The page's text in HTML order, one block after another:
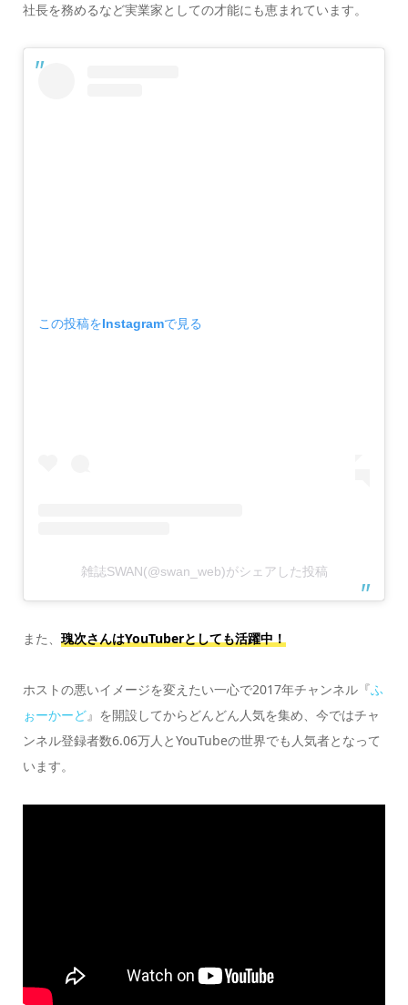
社長を務めるなど実業家としての才能にも恵まれています。
この投稿をInstagramで見る
雑誌SWAN(@swan_web)がシェアした投稿
また、 瑰次さんはYouTuberとしても活躍中！
ホストの悪いイメージを変えたい一心で2017年チャンネル『ふ
ぉーかーど』を開設してからどんどん人気を集め、今ではチャ
ンネル登録者数6.06万人とYouTubeの世界でも人気者となって
います。